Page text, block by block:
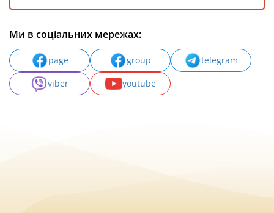
Ми в соціальних мережах:
page group
telegram
viber
youtube